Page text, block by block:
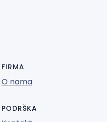
FIRMA
O nama
PODRŠKA